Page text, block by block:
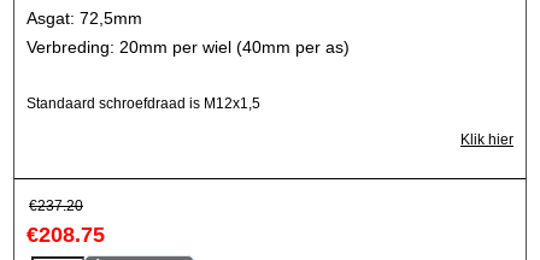
Asgat: 72,5mm
Verbreding: 20mm per wiel (40mm per as)
Standaard schroefdraad is M12x1,5
Klik hier
€237.20
€208.75